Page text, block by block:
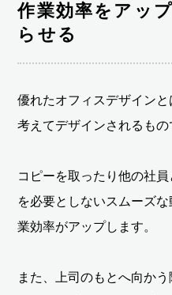
作業効率をアッ
らせる
優れたオフィスデザイン
考えてデザインされるもの
コピーを取ったり他の社
を必要としないスムーズ
業効率がアップします。
また、上司のもとへ向か